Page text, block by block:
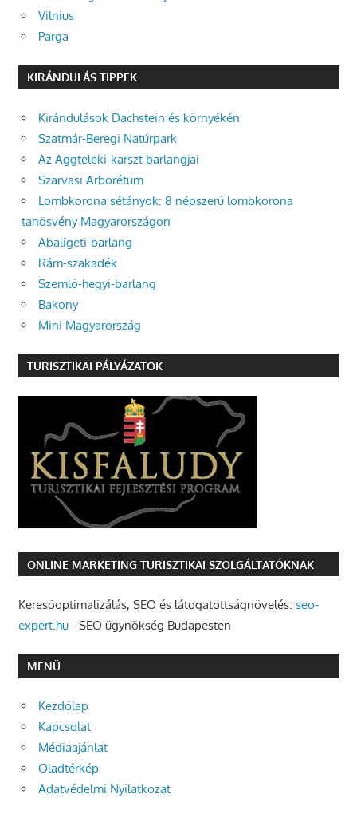
Vilnius
Parga
KIRÁNDULÁS TIPPEK
Kirándulások Dachstein és környékén
Szatmár-Beregi Natúrpark
Az Aggteleki-karszt barlangjai
Szarvasi Arborétum
Lombkorona sétányok: 8 népszerű lombkorona
tanösvény Magyarországon
Abaligeti-barlang
Rám-szakadék
Szemlő-hegyi-barlang
Bakony
Mini Magyarország
TURISZTIKAI PÁLYÁZATOK
ONLINE MARKETING TURISZTIKAI SZOLGÁLTATÓKNAK
Keresőoptimalizálás, SEO és látogatottságnövelés: seo-
expert.hu- SEO ügynökség Budapesten
MENÜ
Kezdőlap
Kapcsolat
Médiaajánlat
Oladtérkép
Adatvédelmi Nyilatkozat